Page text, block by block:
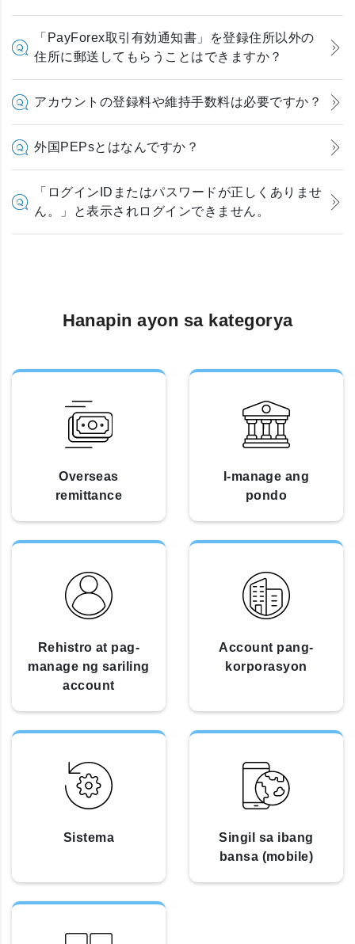
「PayForex取引有効通知書」を登録住所以外の
住所に郵送してもらうことはできますか？
アカウントの登録料や維持手数料は必要ですか？
外国PEPsとはなんですか？
「ログインIDまたはパスワードが正しくありませ
ん。」と表示されログインできません。
Hanapin ayon sa kategorya
Overseas
remittance
I-manage ang
pondo
Rehistro at pag-
manage ng sariling
account
Account pang-
korporasyon
Sistema
Singil sa ibang
bansa (mobile)